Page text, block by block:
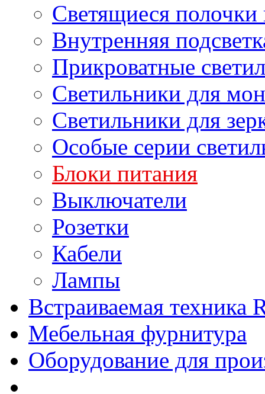
Светящиеся полочки
Внутренняя
Прикроватные
Светильники для
Светильники для
Особые серии
Блоки питания
Выключатели
Розетки
Кабели
Лампы
Встраиваемая техника
Мебельная фурнитура
Оборудование для